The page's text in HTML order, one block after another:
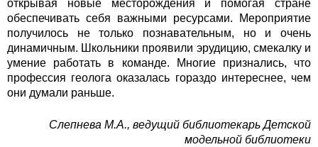
открывая новые месторождения и помогая стране
обеспечивать себя важными ресурсами. Мероприятие
получилось не только познавательным, но и очень
динамичным. Школьники проявили эрудицию, смекалку и
умение работать в команде. Многие признались, что
профессия геолога оказалась гораздо интереснее, чем
они думали раньше.
Слепнева М.А., ведущий библиотекарь Детской
модельной библиотеки